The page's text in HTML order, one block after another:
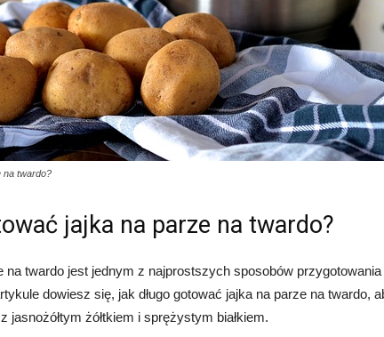
na twardo?
jajka na parze na twardo?
na twardo jest jednym z najprostszych sposobów
dowiesz się, jak długo gotować jajka na parze na twardo,
jasnożółtym żółtkiem i sprężystym białkiem.